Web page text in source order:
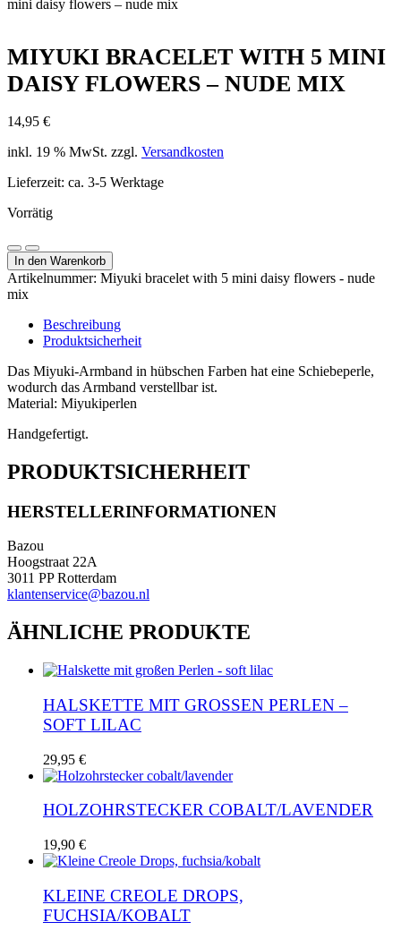
mini daisy flowers – nude mix
MIYUKI BRACELET WITH 5 MINI
DAISY FLOWERS – NUDE MIX
14,95 €
inkl. 19 % MwSt. zzgl. Versandkosten
Lieferzeit: ca. 3-5 Werktage
Vorrätig
Menge
verringern
Miyuki
bracelet
with
5
daisy
flowers
nude
mix
Menge
Menge
erhöhen
In den Warenkorb
Artikelnummer: Miyuki bracelet with 5 mini daisy flowers - nude
mix
Beschreibung
Produktsicherheit
Das Miyuki-Armband in hübschen Farben hat eine Schiebeperle,
wodurch das Armband verstellbar ist.
Material: Miyukiperlen
Handgefertigt.
PRODUKTSICHERHEIT
HERSTELLERINFORMATIONEN
Bazou
Hoogstraat 22A
3011 PP Rotterdam
klantenservice@bazou.nl
ÄHNLICHE PRODUKTE
HALSKETTE MIT GROSSEN PERLEN – S
OFT LILAC
29,95 €
HOLZOHRSTECKER COBALT/LAVENDER
19,90 €
KLEINE CREOLE DROPS,
FUCHSIA/KOBALT